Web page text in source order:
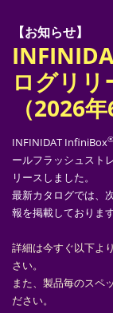
【お知らせ】
ログリリ
（2026
INFINIDAT InfiniBox®
ールフラッシュスト
リースしました。
最新カタログでは、
報を掲載しておりま
詳細は今すぐ以下よ
さい。
また、製品毎のスペ
ださい。